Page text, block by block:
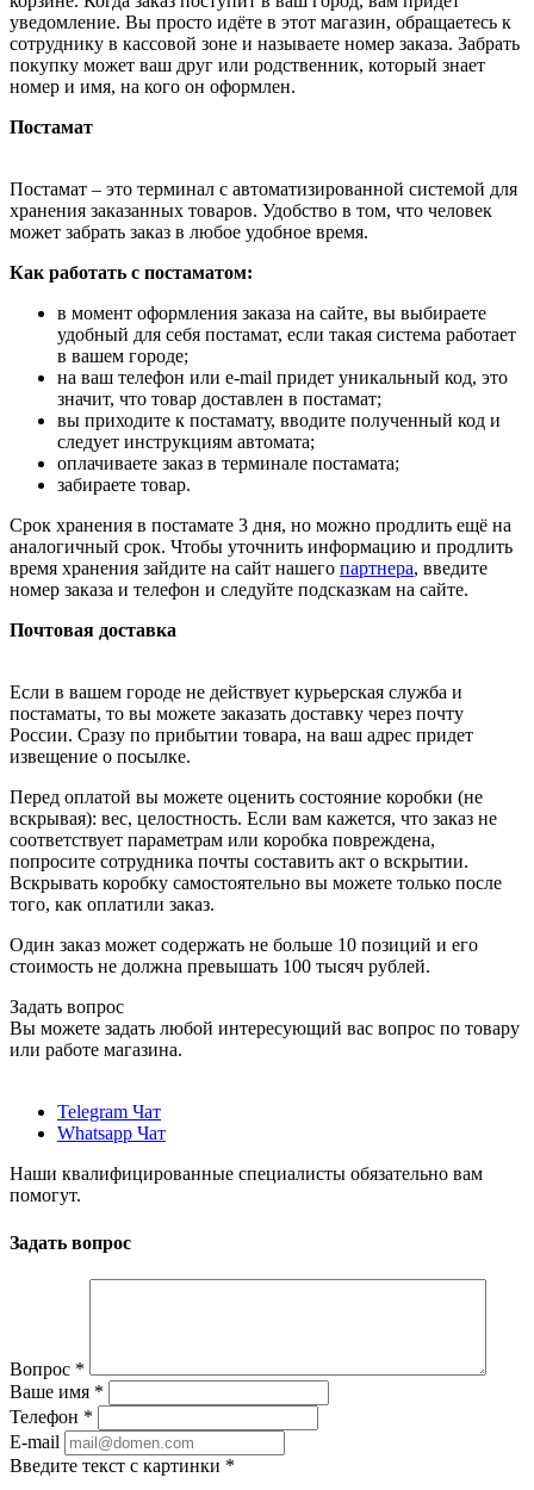
уведомление. Вы просто идёте в этот магазин, обращаетесь к
сотруднику в кассовой зоне и называете номер заказа. Забрать
покупку может ваш друг или родственник, который знает
номер и имя, на кого он оформлен.
Постамат
Постамат – это терминал с автоматизированной системой для
хранения заказанных товаров. Удобство в том, что человек
может забрать заказ в любое удобное время.
Как работать с постаматом:
в момент оформления заказа на сайте, вы выбираете
удобный для себя постамат, если такая система работает
в вашем городе;
на ваш телефон или e-mail придет уникальный код, это
значит, что товар доставлен в постамат;
вы приходите к постамату, вводите полученный код и
следует инструкциям автомата;
оплачиваете заказ в терминале постамата;
забираете товар.
Срок хранения в постамате 3 дня, но можно продлить ещё на
аналогичный срок. Чтобы уточнить информацию и продлить
время хранения зайдите на сайт нашего партнера, введите
номер заказа и телефон и следуйте подсказкам на сайте.
Почтовая доставка
Если в вашем городе не действует курьерская служба и
постаматы, то вы можете заказать доставку через почту
России. Сразу по прибытии товара, на ваш адрес придет
извещение о посылке.
Перед оплатой вы можете оценить состояние коробки (не
вскрывая): вес, целостность. Если вам кажется, что заказ не
соответствует параметрам или коробка повреждена,
попросите сотрудника почты составить акт о вскрытии.
Вскрывать коробку самостоятельно вы можете только после
того, как оплатили заказ.
Один заказ может содержать не больше 10 позиций и его
стоимость не должна превышать 100 тысяч рублей.
Задать вопрос
Вы можете задать любой интересующий вас вопрос по товару
или работе магазина.
Telegram Чат
Whatsapp Чат
Наши квалифицированные специалисты обязательно вам
помогут.
Задать вопрос
Вопрос *
Ваше имя *
Телефон *
E-mail
Введите текст с картинки *